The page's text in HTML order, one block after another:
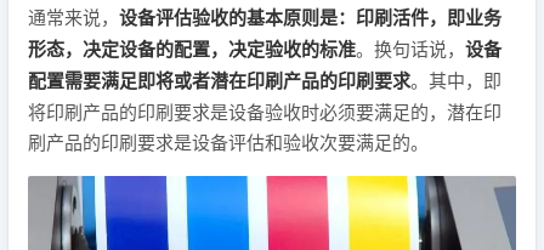
通常来说， 设备评估验收的基本原则是：印刷活件，即业务
形态，决定设备的配置，决定验收的标准。换句话说， 设备
配置需要满足即将或者潜在印刷产品的印刷要求。其中，即
将印刷产品的印刷要求是设备验收时必须要满足的，潜在印
刷产品的印刷要求是设备评估和验收次要满足的。